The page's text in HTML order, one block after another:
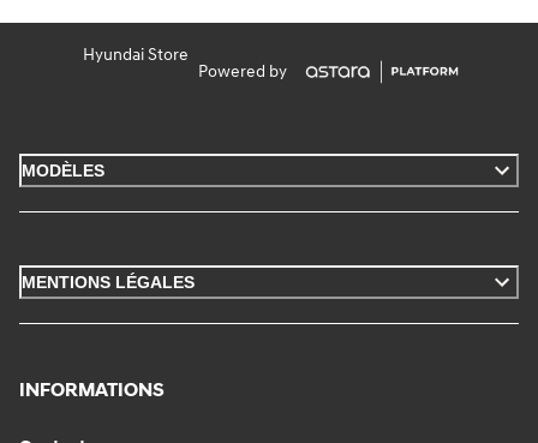
Hyundai Store
Powered by
MODÈLES
MENTIONS LÉGALES
INFORMATIONS